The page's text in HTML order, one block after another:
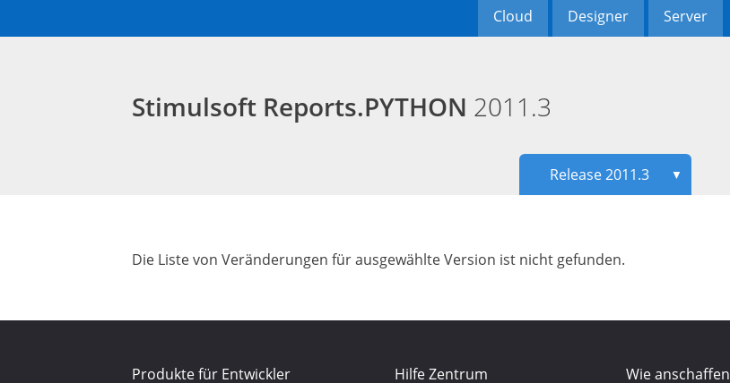
Cloud Designer Server
Stimulsoft Reports.PYTHON 2011.3
Release 2011.3 ▼
Die Liste von Veränderungen für ausgewählte Version ist nicht gefunden.
Produkte für Entwickler Hilfe Zentrum Wie anschaffen